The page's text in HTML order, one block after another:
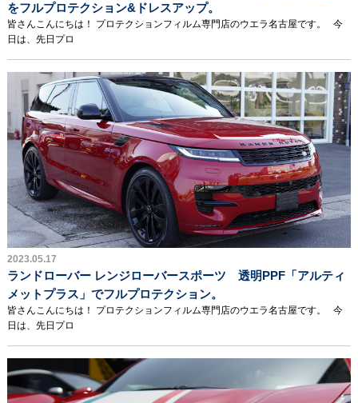
をフルプロテクション&ドレスアップ。
皆さんこんにちは！ プロテクションフィルム専門店のウエラ名古屋です。 今
日は、先日プロ
2023.05.17
ランドローバー レンジローバースポーツ 透明PPF「アルティ
メットプラス」でフルプロテクション。
皆さんこんにちは！ プロテクションフィルム専門店のウエラ名古屋です。 今
日は、先日プロ